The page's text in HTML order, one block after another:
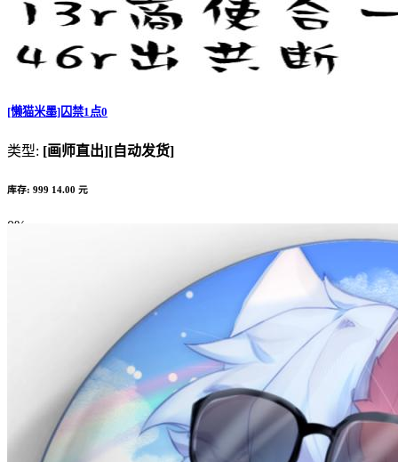
[懒猫米墨]囚禁1点0
类型: [画师直出][自动发货]
库存: 999 14.00 元
0%